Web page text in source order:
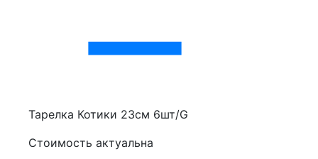
Тарелка Котики 23см 6шт/G
Стоимость актуальна